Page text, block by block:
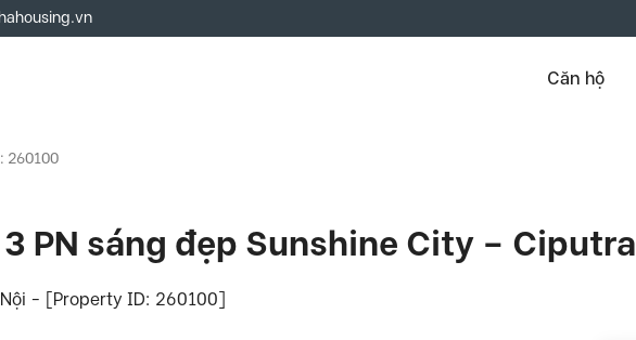
Căn hộ
260100
PN sáng đẹp Sunshine City – Ciputra
- [Property ID: 260100]